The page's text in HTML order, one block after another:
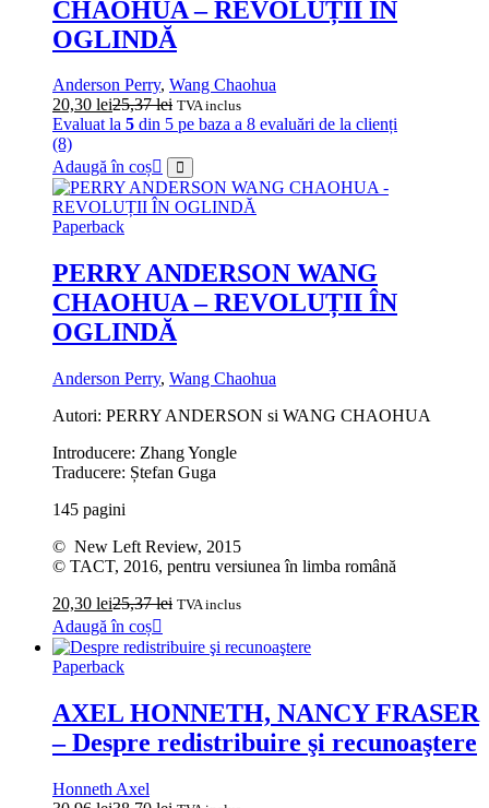
CHAOHUA – REVOLUȚII ÎN
OGLINDĂ
Anderson Perry, Wang Chaohua
20,30 lei25,37lei TVA inclus
Evaluat la 5 din 5 pe baza a 8 evaluări de la clienți
(8)
Adaugă în coș
Paperback
PERRY ANDERSON WANG
CHAOHUA – REVOLUȚII ÎN
OGLINDĂ
Anderson Perry, Wang Chaohua
Autori: PERRY ANDERSON si WANG CHAOHUA
Introducere: Zhang Yongle
Traducere: Ștefan Guga
145 pagini
© New Left Review, 2015
© TACT, 2016, pentru versiunea în limba română
20,30 lei25,37lei TVA inclus
Adaugă în coș
Paperback
AXEL HONNETH, NANCY FRASER
– Despre redistribuire şi recunoaştere
Honneth Axel